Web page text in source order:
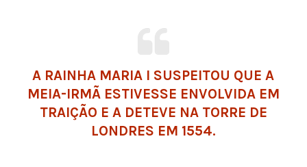
A RAINHA MARIA I SUSPEITOU QUE A
MEIA-IRMÃ ESTIVESSE ENVOLVIDA EM
TRAIÇÃO E A DETEVE NA TORRE DE
LONDRES EM 1554.